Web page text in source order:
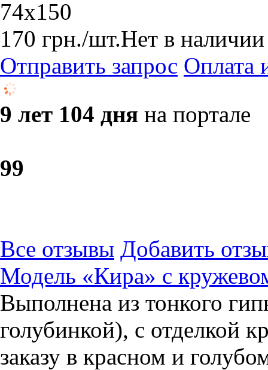
74х150
170 грн./шт.Нет в наличии
Отправить запрос Оплата
9 лет 104 дня на портале
99
Все отзывы Добавить
Модель «Кира» с
Выполнена из тонкого
голубинкой), с отделкой
заказу в красном и